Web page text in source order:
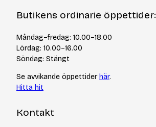
Frågor och svar
Integritetspolicy
Kurser & events
Tips & tekniker
Varumärken
Jobba hos oss
Butikens ordinarie öppettider:
Måndag–fredag: 10.00–18.00
Lördag: 10.00–16.00
Söndag: Stängt
Se avvikande öppettider här.
Hitta hit
Kontakt